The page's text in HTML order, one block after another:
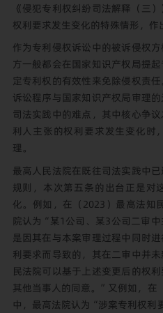
《侵犯专利权纠纷司法解释（三
权利要求发生变化的特殊情形，作
作为专利侵权诉讼中的被诉侵权
方一般都会在国家知识产权局提
定专利权的有效性来免除侵权责
诉讼程序与国家知识产权局审理
司法实践中的难点，其中核心争
利人主张的权利要求发生变化时
理。
最高人民法院在既往司法实践中
规则，本次第五条的出台正是对
化。例如，在（2023）最高法知
院认为“某1公司、某3公司二审
是因其在与本案审理过程中同时
利要求而导致的，其在二审中并
民法院可以基于上述变更后的权
其他当事人的同意。”又例如，在
中，最高法院认为“涉案专利权利